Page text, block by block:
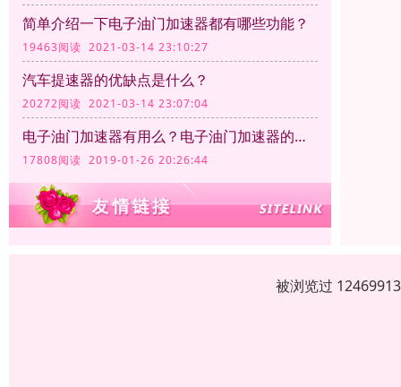
简单介绍一下电子油门加速器都有哪些功能？
19463阅读 2021-03-14 23:10:27
汽车提速器的优缺点是什么？
20272阅读 2021-03-14 23:07:04
电子油门加速器有用么？电子油门加速器的作用
17808阅读 2019-01-26 20:26:44
被浏览过